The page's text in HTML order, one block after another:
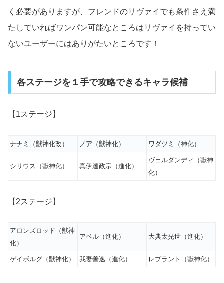
く必要がありますが、フレンドのリヴァイでも条件さえ満
たしていればワンパン可能なところはリヴァイを持ってい
ないユーザーにはありがたいところです！
各ステージを１手で攻略できるキャラ候補
【1ステージ】
ナナミ（獣神化改） ノア（獣神化） ワダツミ（神化）
シリウス（獣神化） 真伊達政宗（進化）
ヴェルダンディ（獣神
化）
【2ステージ】
アロンズロッド（獣神
化）
アベル（進化） 大典太光世（進化）
ゲイボルグ（獣神化） 我妻善逸（進化） レブラント（獣神化）